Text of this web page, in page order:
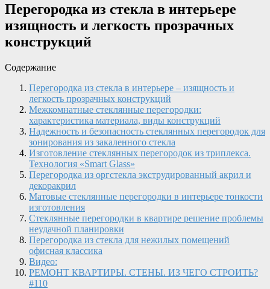
Перегородка из стекла в интерьере
изящность и легкость прозрачных
конструкций
Содержание
Перегородка из стекла в интерьере – изящность и
легкость прозрачных конструкций
Межкомнатные стеклянные перегородки:
характеристика материала, виды конструкций
Надежность и безопасность стеклянных перегородок для
зонирования из закаленного стекла
Изготовление стеклянных перегородок из триплекса.
Технология «Smart Glass»
Перегородка из оргстекла экструдированный акрил и
декоракрил
Матовые стеклянные перегородки в интерьере тонкости
изготовления
Стеклянные перегородки в квартире решение проблемы
неудачной планировки
Перегородка из стекла для нежилых помещений
офисная классика
Видео:
РЕМОНТ КВАРТИРЫ. СТЕНЫ. ИЗ ЧЕГО СТРОИТЬ?
#110